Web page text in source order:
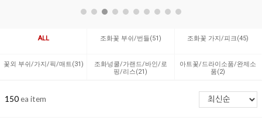
ALL 조화꽃 부쉬/번들(51) 조화꽃 가지/피크(45)
꽃외 부쉬/가지/픽/매트(31)
조화넝쿨/가랜드/바인/로
핑/리스(21)
아트꽃/드라이소품/완제소
품(2)
150ea item